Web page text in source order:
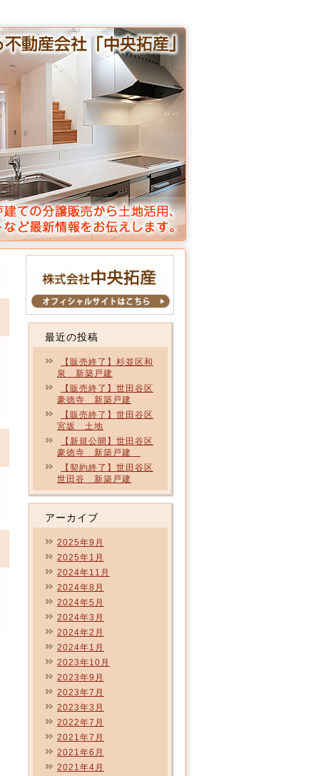
最近の投稿
【販売終了】杉並区和
泉 新築戸建
【販売終了】世田谷区
豪徳寺 新築戸建
【販売終了】世田谷区
宮坂 土地
【新規公開】世田谷区
豪徳寺 新築戸建
【契約終了】世田谷区
世田谷 新築戸建
アーカイブ
2025年9月
2025年1月
2024年11月
2024年8月
2024年5月
2024年3月
2024年2月
2024年1月
2023年10月
2023年9月
2023年7月
2023年3月
2022年7月
2021年7月
2021年6月
2021年4月